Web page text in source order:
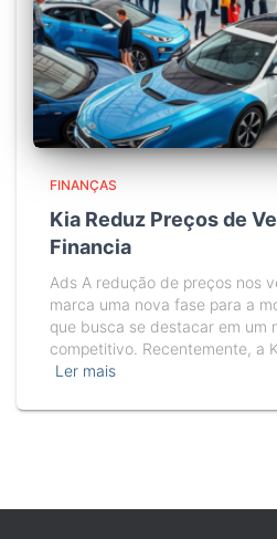
FINANÇAS
Kia Reduz Preços de
Financia
Ads A redução de preços nos
marca uma nova fase para a
que busca se destacar em um
competitivo. Recentemente, a
Ler mais